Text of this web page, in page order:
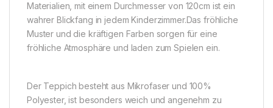
Materialien, mit einem Durchmesser von 120cm ist ein
wahrer Blickfang in jedem Kinderzimmer.Das fröhliche
Muster und die kräftigen Farben sorgen für eine
fröhliche Atmosphäre und laden zum Spielen ein.
Der Teppich besteht aus Mikrofaser und 100%
Polyester, ist besonders weich und angenehm zu